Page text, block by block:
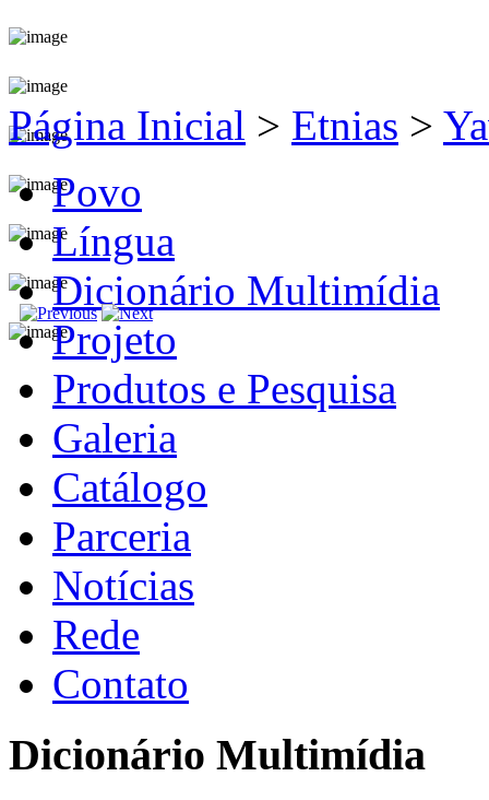
Página Inicial > Etnias >
Povo
Língua
Dicionário Multimídia
Projeto
Produtos e Pesquisa
Galeria
Catálogo
Parceria
Notícias
Rede
Contato
Dicionário Multimídia